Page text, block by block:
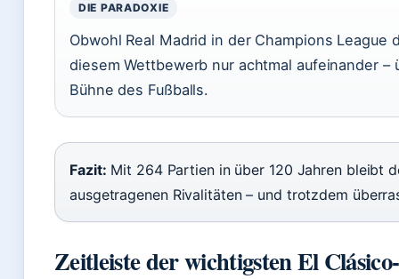
DIE PARADOXIE
Obwohl Real Madrid in der Champions
diesem Wettbewerb nur achtmal aufeinander
Bühne des Fußballs.
Fazit: Mit 264 Partien in über 120 Jahren bleibt
ausgetragenen Rivalitäten – und trotzdem
Zeitleiste der wichtigsten El